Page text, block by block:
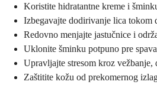
Koristite hidratantne kreme i
Izbegavajte dodirivanje lica tokom
Redovno menjajte jastučnice i
Uklonite šminku potpuno pre
Upravljajte stresom kroz
Zaštitite kožu od prekomernog